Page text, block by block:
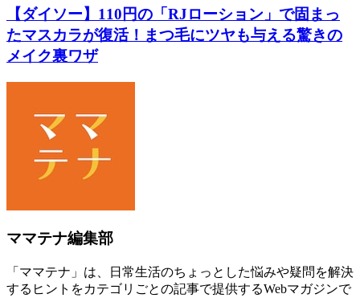
【ダイソー】110円の「RJローション」で固まっ
たマスカラが復活！まつ毛にツヤも与える驚きの
メイク裏ワザ
ママテナ編集部
「ママテナ」は、日常生活のちょっとした悩みや疑問を解決
するヒントをカテゴリごとの記事で提供するWebマガジンで